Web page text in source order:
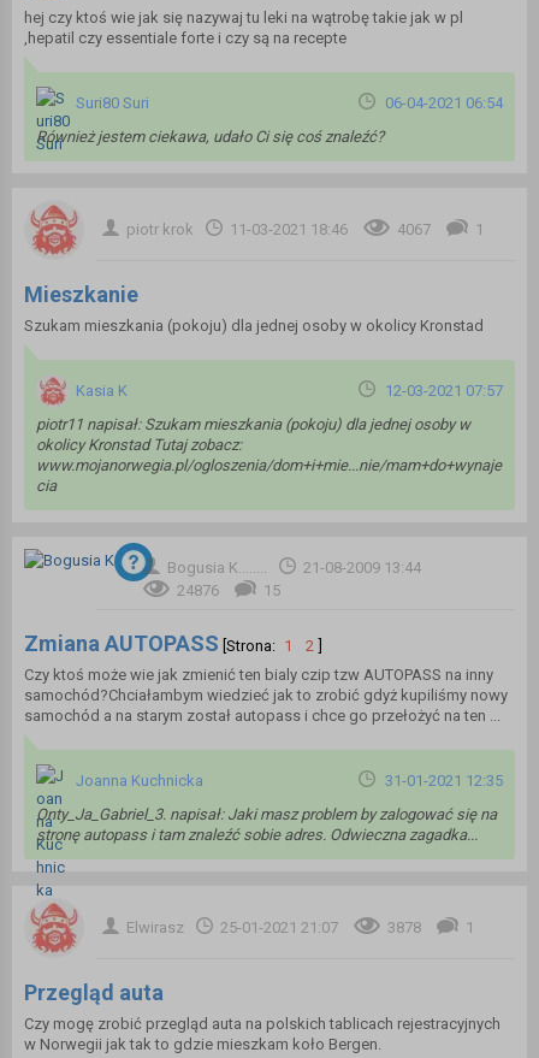
hej czy ktoś wie jak się nazywaj tu leki na wątrobę takie jak w pl
,hepatil czy essentiale forte i czy są na recepte
Suri80 Suri
06-04-2021 06:54
Również jestem ciekawa, udało Ci się coś znaleźć?
piotr krok 11-03-2021 18:46 4067 1
Mieszkanie
Szukam mieszkania (pokoju) dla jednej osoby w okolicy Kronstad
Kasia K
12-03-2021 07:57
piotr11 napisał: Szukam mieszkania (pokoju) dla jednej osoby w
okolicy Kronstad Tutaj zobacz:
www.mojanorwegia.pl/ogloszenia/dom+i+mie...nie/mam+do+wynaje
cia
Bogusia K........
21-08-2009 13:44
24876
15
Zmiana AUTOPASS [Strona: 1 2
Czy ktoś może wie jak zmienić ten bialy czip tzw AUTOPASS na inny
samochód?Chciałambym wiedzieć jak to zrobić gdyż kupiliśmy nowy
samochód a na starym został autopass i chce go przełożyć na ten ...
Joanna Kuchnicka
31-01-2021 12:35
Onty_Ja_Gabriel_3. napisał: Jaki masz problem by zalogować się na
stronę autopass i tam znaleźć sobie adres. Odwieczna zagadka...
Elwirasz 25-01-2021 21:07 3878 1
Przegląd auta
Czy mogę zrobić przegląd auta na polskich tablicach rejestracyjnych
w Norwegii jak tak to gdzie mieszkam koło Bergen.